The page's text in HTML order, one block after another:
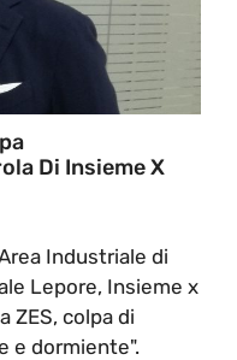
Di Insieme X
Industriale di
Lepore, Insieme x
ZES, colpa di
e dormiente".